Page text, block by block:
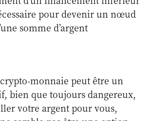
pour devenir un nœud
somme d’argent
monnaie peut être un
bien que toujours dangereux,
votre argent pour vous,